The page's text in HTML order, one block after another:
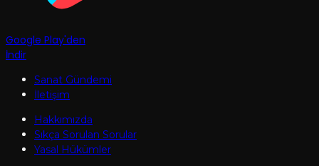
Google Play'den
İndir
Sanat Gündemi
İletişim
Hakkımızda
Sıkça Sorulan Sorular
Yasal Hükümler